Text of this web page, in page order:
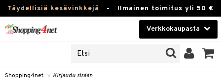
Täydellisiä kesävinkkejä - Ilmainen toimitus yli 50 €
Verkkokaupasta
Piilolinssit
Shopping4net » Kirjaudu sisään
sisään